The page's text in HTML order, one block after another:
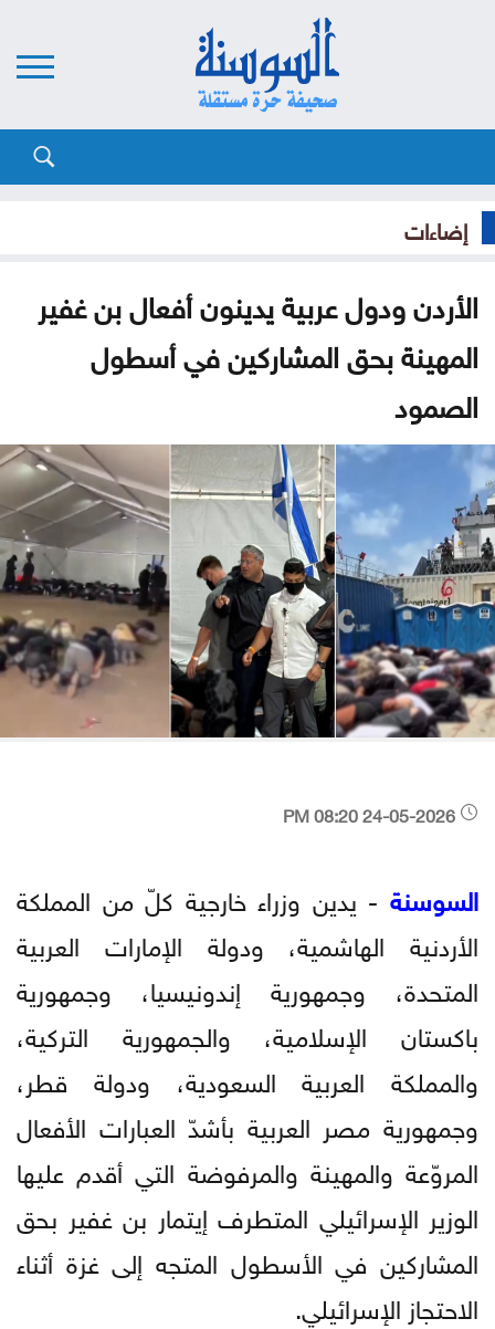
إضاءات
الأردن ودول عربية يدينون أفعال بن غفير
المهينة بحق المشاركين في أسطول
الصمود
السوسنة - يدين وزراء خارجية كلّ من المملكة
الأردنية الهاشمية، ودولة الإمارات العربية
المتحدة، وجمهورية إندونيسيا، وجمهورية
باكستان الإسلامية، والجمهورية التركية،
والمملكة العربية السعودية، ودولة قطر،
وجمهورية مصر العربية بأشدّ العبارات الأفعال
المروّعة والمهينة والمرفوضة التي أقدم عليها
الوزير الإسرائيلي المتطرف إيتمار بن غفير بحق
المشاركين في الأسطول المتجه إلى غزة أثناء
الاحتجاز الإسرائيلي.